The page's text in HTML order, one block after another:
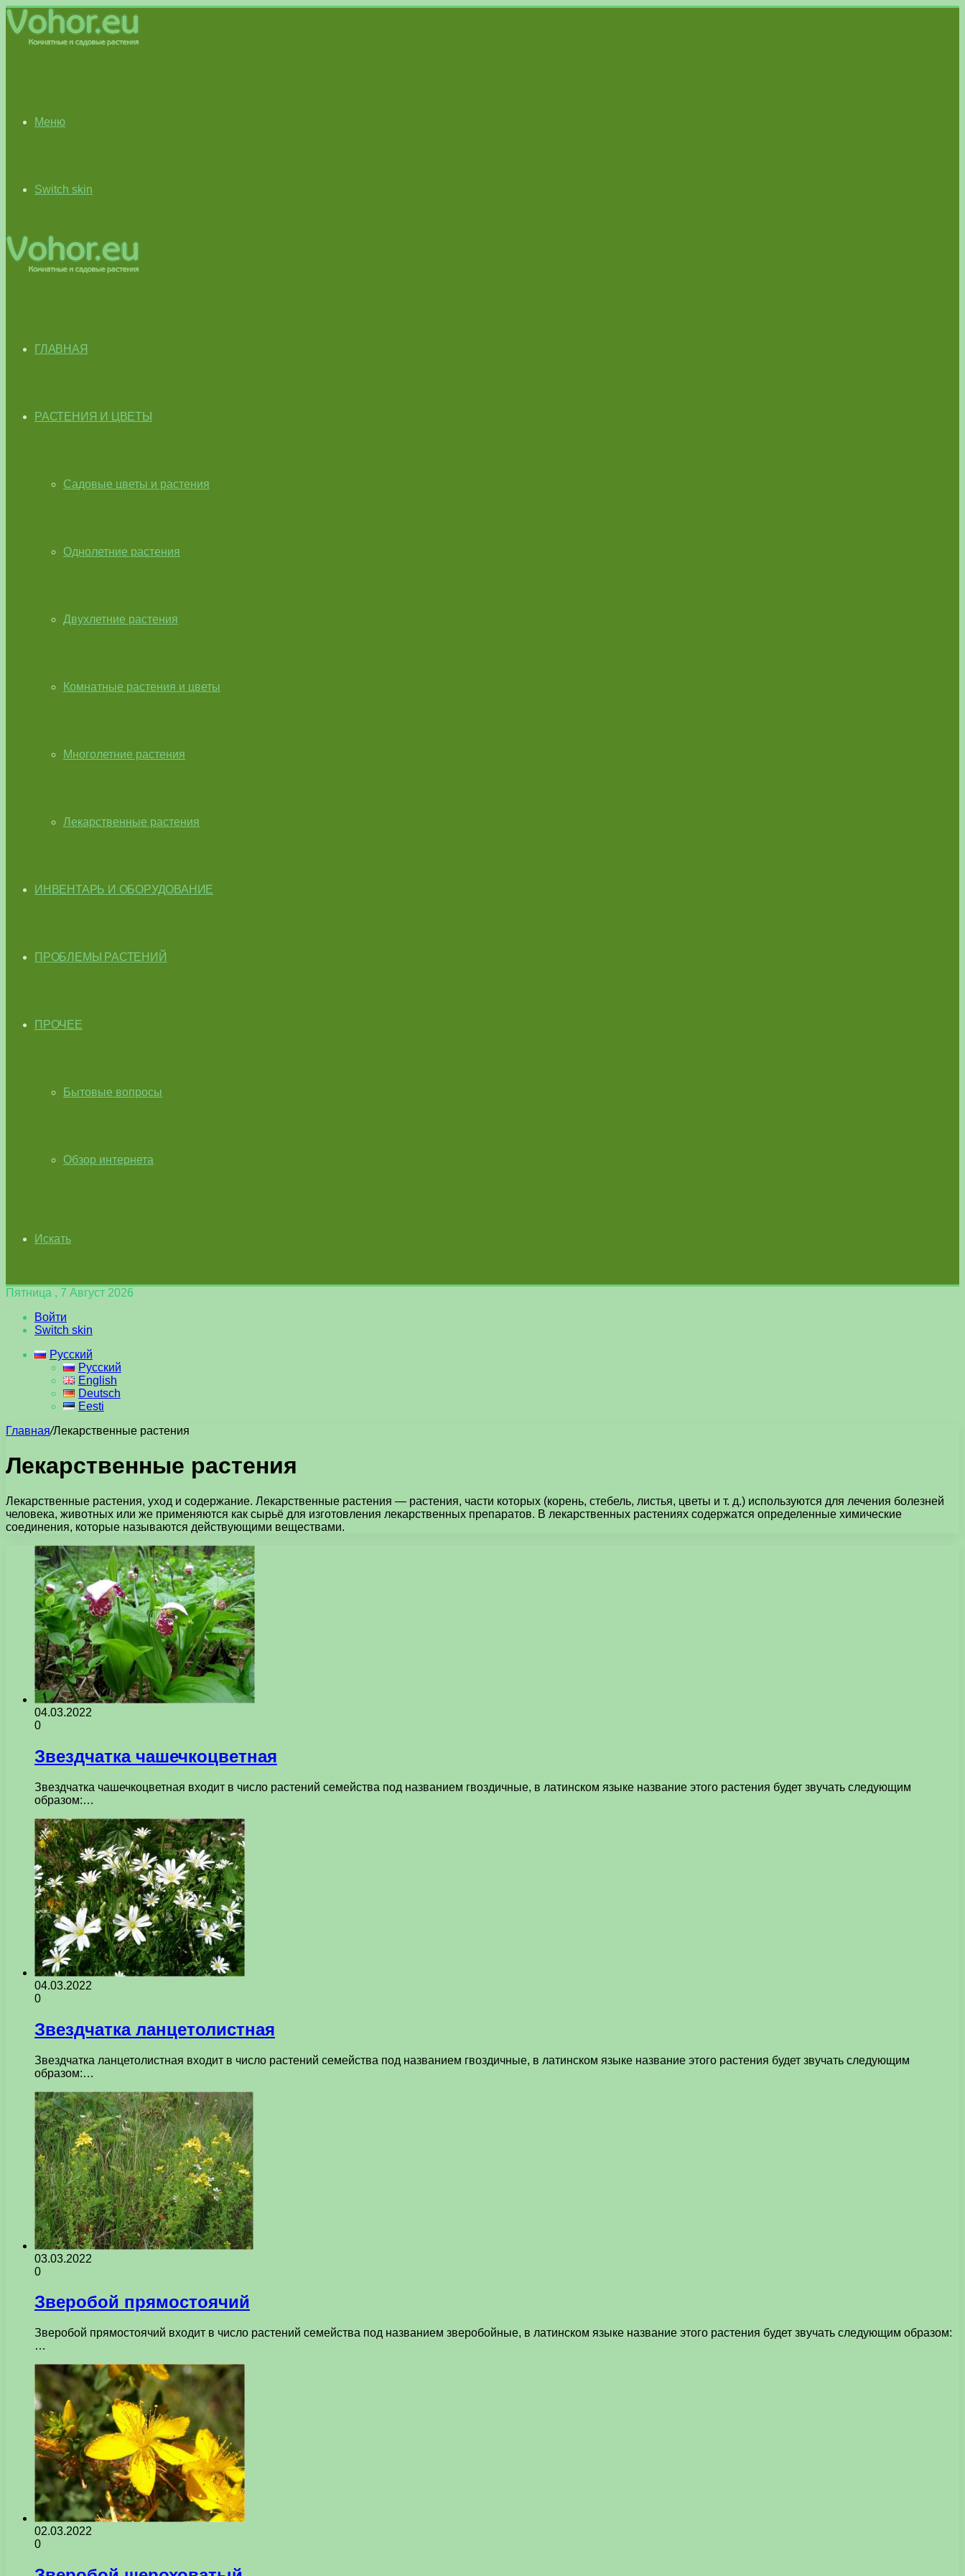
Меню
Switch skin
ГЛАВНАЯ
РАСТЕНИЯ И ЦВЕТЫ
Садовые цветы и растения
Однолетние растения
Двухлетние растения
Комнатные растения и цветы
Многолетние растения
Лекарственные растения
ИНВЕНТАРЬ И ОБОРУДОВАНИЕ
ПРОБЛЕМЫ РАСТЕНИЙ
ПРОЧЕЕ
Бытовые вопросы
Обзор интернета
Искать
Пятница , 7 Август 2026
Войти
Switch skin
Русский
Русский
English
Deutsch
Eesti
Главная/Лекарственные растения
Лекарственные растения
Лекарственные растения, уход и содержание. Лекарственные растения — растения, части которых (корень, стебель, листья, цветы и т. д.) используются для лечения болезней
человека, животных или же применяются как сырьё для изготовления лекарственных препаратов. В лекарственных растениях содержатся определенные химические
соединения, которые называются действующими веществами.
04.03.2022
0
Звездчатка чашечкоцветная
Звездчатка чашечкоцветная входит в число растений семейства под названием гвоздичные, в латинском языке название этого растения будет звучать следующим
образом:…
04.03.2022
0
Звездчатка ланцетолистная
Звездчатка ланцетолистная входит в число растений семейства под названием гвоздичные, в латинском языке название этого растения будет звучать следующим
образом:…
03.03.2022
0
Зверобой прямостоячий
Зверобой прямостоячий входит в число растений семейства под названием зверобойные, в латинском языке название этого растения будет звучать следующим образом:
…
02.03.2022
0